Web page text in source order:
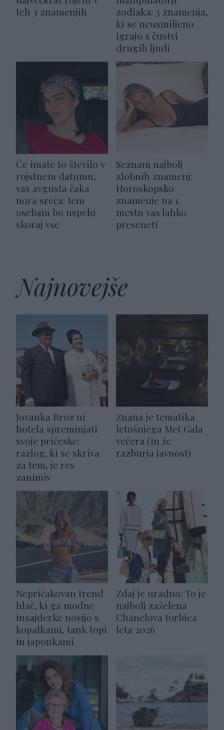
teh 3 znamenjih
zodiaka: 3 znamenja,
ki se neusmiljeno
igrajo s čustvi
drugih ljudi
Če imate to število v
rojstnem datumu,
vas avgusta čaka
nora sreča: tem
osebam bo uspelo
skoraj vse
Seznam najbolj
zlobnih znamenj:
Horoskopsko
znamenje na 1.
mestu vas lahko
preseneti
Najnovejše
Jovanka Broz ni
hotela spreminjati
svoje pričeske:
razlog, ki se skriva
za tem, je res
zanimiv
Znana je tematika
letošnjega Met Gala
večera (in že
razburja javnost)
Nepričakovan trend
hlač, ki ga modne
insajderke nosijo s
kopalkami, tank topi
in japonkami
Zdaj je uradno: To je
najbolj zaželena
Chanelova torbica
leta 2026